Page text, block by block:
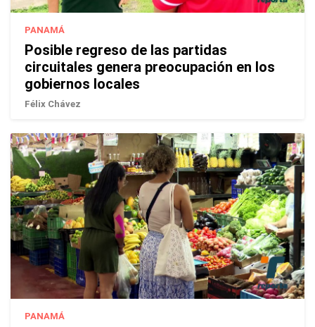
PANAMÁ
Posible regreso de las partidas
circuitales genera preocupación en los
gobiernos locales
Félix Chávez
PANAMÁ